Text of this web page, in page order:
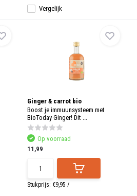
Vergelijk
Ginger & carrot bio
Boost je immuunsysteem met
BioToday Ginger! Dit ...
Op voorraad
11,99
Stukprijs: €9,95 /